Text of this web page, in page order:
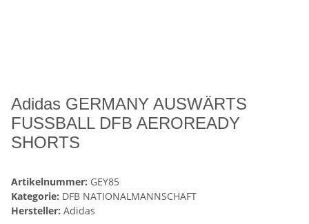
Adidas GERMANY AUSWÄRTS
FUSSBALL DFB AEROREADY
SHORTS
Artikelnummer: GEY85
Kategorie: DFB NATIONALMANNSCHAFT
Hersteller: Adidas